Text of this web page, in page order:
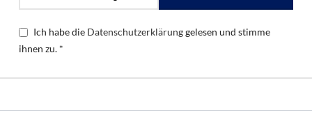
Ich habe die Datenschutzerklärunggelesen und stimme
ihnen zu. *